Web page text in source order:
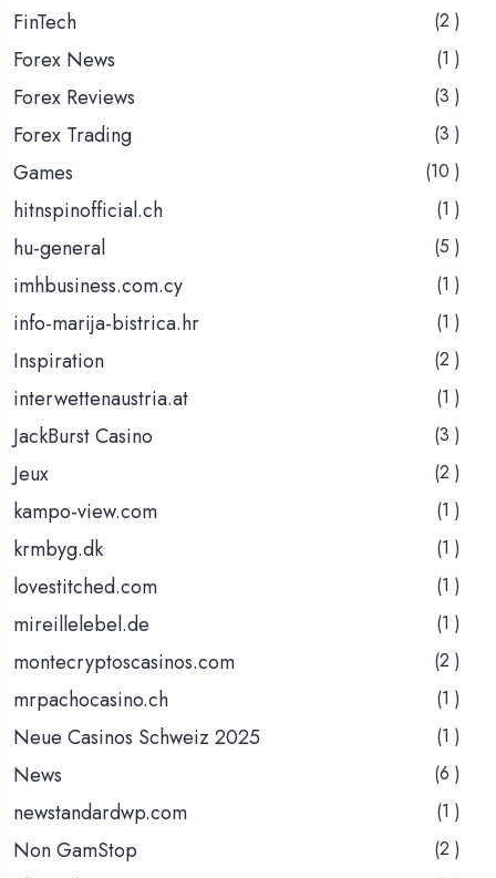
FinTech (2 )
Forex News (1 )
Forex Reviews (3 )
Forex Trading (3 )
Games (10 )
hitnspinofficial.ch (1 )
hu-general (5 )
imhbusiness.com.cy (1 )
info-marija-bistrica.hr (1 )
Inspiration (2 )
interwettenaustria.at (1 )
JackBurst Casino (3 )
Jeux (2 )
kampo-view.com (1 )
krmbyg.dk (1 )
lovestitched.com (1 )
mireillelebel.de (1 )
montecryptoscasinos.com (2 )
mrpachocasino.ch (1 )
Neue Casinos Schweiz 2025 (1 )
News (6 )
newstandardwp.com (1 )
Non GamStop (2 )